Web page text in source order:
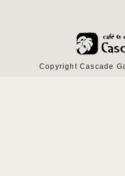
Copyright Cascade